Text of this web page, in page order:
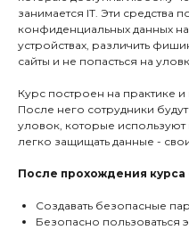
занимается IT. Эти средства
конфиденциальных данных
устройствах, различить
сайты и не попасться на
Курс построен на практике
После него сотрудники
уловок, которые
легко защищать данные -
После прохождения курса
Создавать безопасные
Безопасно пользоваться